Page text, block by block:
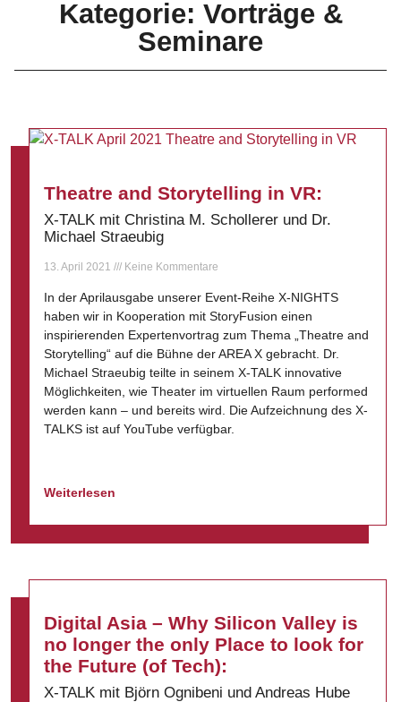
Kategorie: Vorträge &
Seminare
Theatre and Storytelling in VR:
X-TALK mit Christina M. Schollerer und Dr.
Michael Straeubig
13. April 2021 Keine Kommentare
In der Aprilausgabe unserer Event-Reihe X-NIGHTS
haben wir in Kooperation mit StoryFusion einen
inspirierenden Expertenvortrag zum Thema „Theatre and
Storytelling“ auf die Bühne der AREA X gebracht. Dr.
Michael Straeubig teilte in seinem X-TALK innovative
Möglichkeiten, wie Theater im virtuellen Raum performed
werden kann – und bereits wird. Die Aufzeichnung des X-
TALKS ist auf YouTube verfügbar.
Weiterlesen
Digital Asia – Why Silicon Valley is
no longer the only Place to look for
the Future (of Tech):
X-TALK mit Björn Ognibeni und Andreas Hube